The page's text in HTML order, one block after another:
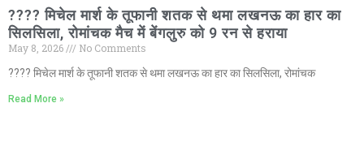
???? मिचेल मार्श के तूफानी शतक से थमा लखनऊ का हार का
सिलसिला, रोमांचक मैच में बेंगलुरु को 9 रन से हराया
May 8, 2026
No Comments
???? मिचेल मार्श के तूफानी शतक से थमा लखनऊ का हार का सिलसिला, रोमांचक
Read More »